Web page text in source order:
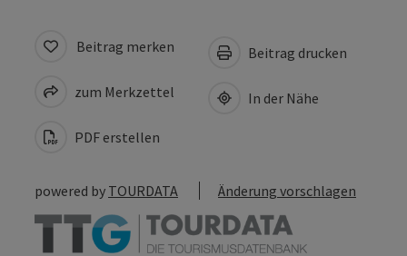
Beitrag merken
zum Merkzettel
PDF erstellen
Beitrag drucken
In der Nähe
powered by TOURDATA Änderung vorschlagen